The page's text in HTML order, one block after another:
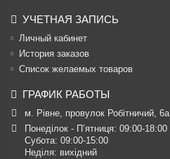
УЧЕТНАЯ ЗАПИСЬ
Личный кабинет
История заказов
Список желаемых товаров
ГРАФИК РАБОТЫ
м. Рівне, провулок Робітничий, 6а
Понеділок - П’ятниця: 09:00-18:00
Субота: 09:00-15:00
Неділя: вихідний